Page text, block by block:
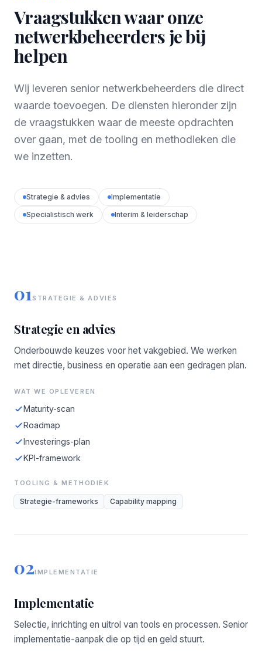
Vraagstukken waar onze
netwerkbeheerders je bij
helpen
Wij leveren senior netwerkbeheerders die direct
waarde toevoegen. De diensten hieronder zijn
de vraagstukken waar de meeste opdrachten
over gaan, met de tooling en methodieken die
we inzetten.
Strategie & advies
Implementatie
Specialistisch werk
Interim & leiderschap
01STRATEGIE & ADVIES
Strategie en advies
Onderbouwde keuzes voor het vakgebied. We werken
met directie, business en operatie aan een gedragen plan.
WAT WE OPLEVEREN
Maturity-scan
Roadmap
Investerings-plan
KPI-framework
TOOLING & METHODIEK
Strategie-frameworks Capability mapping
02IMPLEMENTATIE
Implementatie
Selectie, inrichting en uitrol van tools en processen. Senior
implementatie-aanpak die op tijd en geld stuurt.